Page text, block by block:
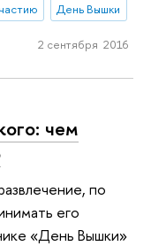
День Вышки
2 сентября 2016
чем
по
его
«День Вышки»